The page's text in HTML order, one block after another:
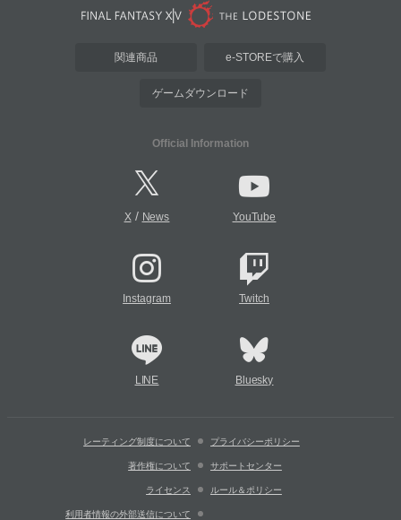
関連商品 e-STOREで購入
ゲームダウンロード
Official Information
X/ News YouTube
Instagram Twitch
LINE Bluesky
レーティング制度について プライバシーポリシー
著作権について サポートセンター
ライセンス ルール＆ポリシー
利用者情報の外部送信について